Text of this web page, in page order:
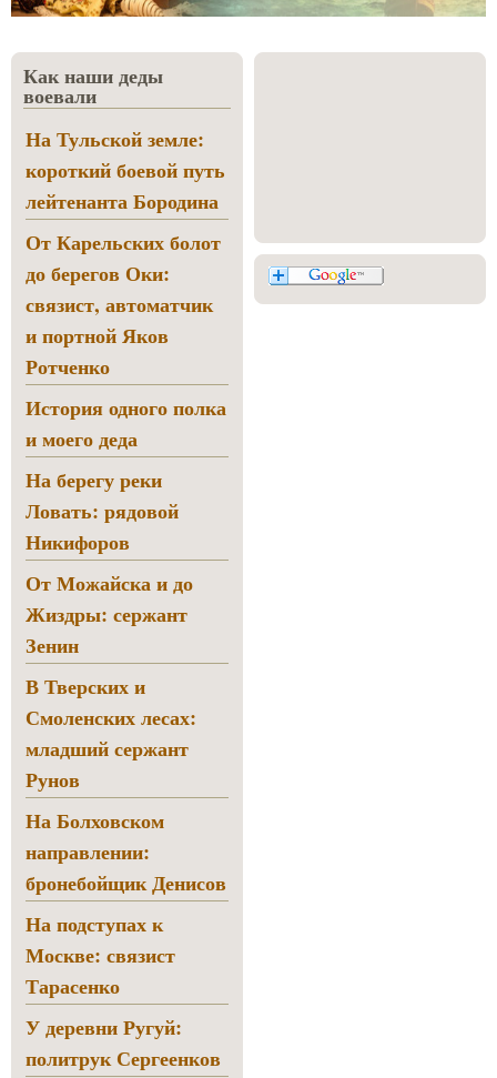
Как наши деды
воевали
На Тульской земле:
короткий боевой путь
лейтенанта Бородина
От Карельских болот
до берегов Оки:
связист, автоматчик
и портной Яков
Ротченко
История одного полка
и моего деда
На берегу реки
Ловать: рядовой
Никифоров
От Можайска и до
Жиздры: сержант
Зенин
В Тверских и
Смоленских лесах:
младший сержант
Рунов
На Болховском
направлении:
бронебойщик Денисов
На подступах к
Москве: связист
Тарасенко
У деревни Ругуй:
политрук Сергеенков